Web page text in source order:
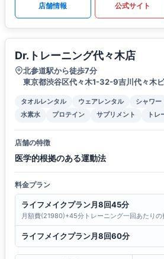
店舗情報 公式サイト
Dr.トレーニング代々木店
北参道駅から徒歩7分
東京都渋谷区代々木1-32-9吉川代々木
タオルレンタル ウェアレンタル シャワー
水素水
プロテイン サプリメント トレ
店舗の特徴
医学的根拠のある運動法
料金プラン
ライフメイクプラン月8回45分
月額費(21980)+45分トレーニング一回あたり
ライフメイクプラン月8回60分